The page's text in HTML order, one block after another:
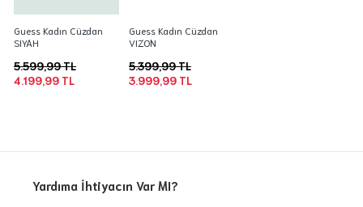
Guess Kadın Cüzdan
SIYAH
4.199,99 TL
5.599,99 TL
Guess Kadın Cüzdan
VIZON
3.999,99 TL
5.399,99 TL
Yardıma İhtiyacın Var MI?